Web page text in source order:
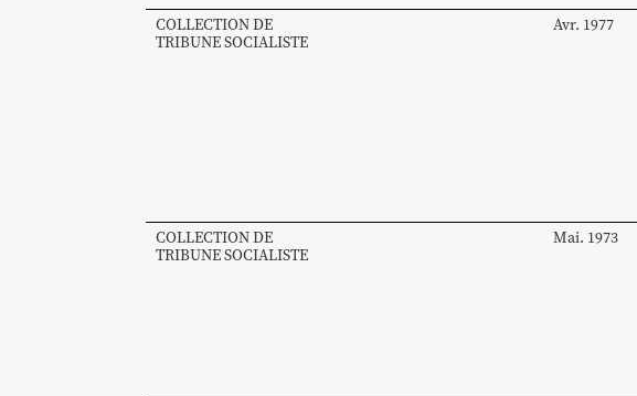
COLLECTION DE
TRIBUNE SOCIALISTE
Avr. 1977
COLLECTION DE
TRIBUNE SOCIALISTE
Mai. 1973